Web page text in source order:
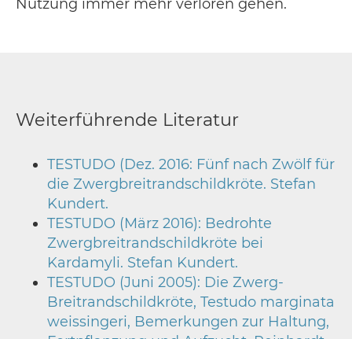
Nutzung immer mehr verloren gehen.
Weiterführende Literatur
TESTUDO (Dez. 2016: Fünf nach Zwölf für
die Zwergbreitrandschildkröte. Stefan
Kundert.
TESTUDO (März 2016): Bedrohte
Zwergbreitrandschildkröte bei
Kardamyli. Stefan Kundert.
TESTUDO (Juni 2005): Die Zwerg-
Breitrandschildkröte, Testudo marginata
weissingeri, Bemerkungen zur Haltung,